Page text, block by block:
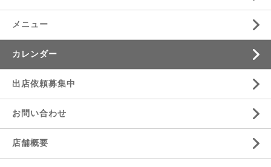
メニュー
カレンダー
出店依頼募集中
お問い合わせ
店舗概要